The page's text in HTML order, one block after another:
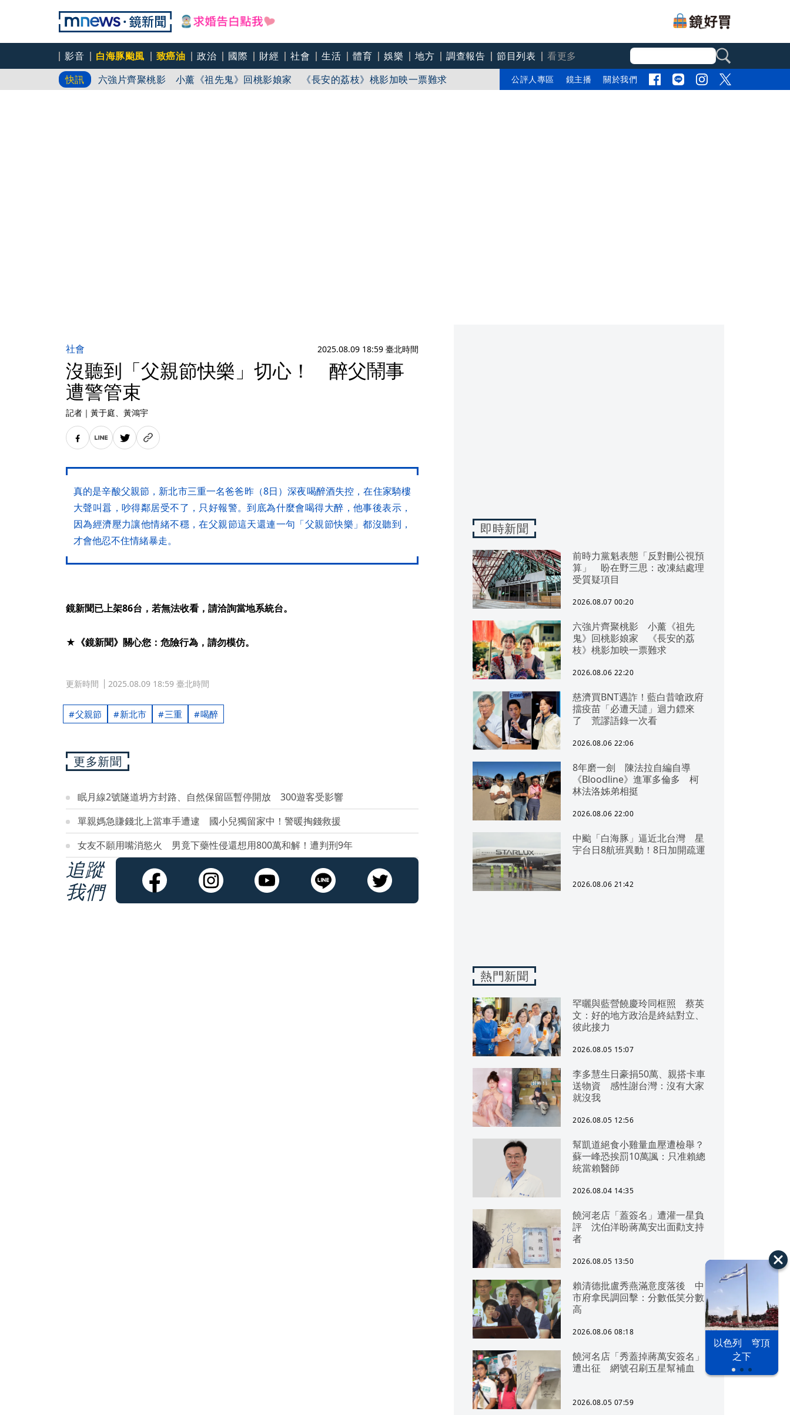
影音 白海豚颱風 致癌油 政治 國際 財經 社會 生活 體育 娛樂 地方 調查報告 節目列表
看更多
快訊
前時力黨魁表態「反對刪公視預算」 盼在野三思：改凍結處理受質疑項目
六強片齊聚桃影 小薰《祖先鬼》回桃影娘家 《長安的荔枝》桃影加映一票難求
公評人專區 鏡主播 關於我們
以色列 穹頂
之下
社會 2025.08.09 18:59 臺北時間
沒聽到「父親節快樂」切心！ 醉父鬧事
遭警管束
記者 ｜ 黃于庭、黃鴻宇
真的是辛酸父親節，新北市三重一名爸爸昨（8日）深夜喝醉酒失控，在住家騎樓
大聲叫囂，吵得鄰居受不了，只好報警。到底為什麼會喝得大醉，他事後表示，
因為經濟壓力讓他情緒不穩，在父親節這天還連一句「父親節快樂」都沒聽到，
才會他忍不住情緒暴走。
鏡新聞已上架86台，若無法收看，請洽詢當地系統台。
★《鏡新聞》關心您：危險行為，請勿模仿。
更新時間 2025.08.09 18:59 臺北時間
父親節 新北市 三重 喝醉
更多新聞
眠月線2號隧道坍方封路、自然保留區暫停開放 300遊客受影響
單親媽急賺錢北上當車手遭逮 國小兒獨留家中！警暖掏錢救援
女友不願用嘴消慾火 男竟下藥性侵還想用800萬和解！遭判刑9年
追蹤
我們
即時新聞
前時力黨魁表態「反對刪公視預
算」 盼在野三思：改凍結處理
受質疑項目
2026.08.07 00:20
六強片齊聚桃影 小薰《祖先
鬼》回桃影娘家 《長安的荔
枝》桃影加映一票難求
2026.08.06 22:20
慈濟買BNT遇詐！藍白昔嗆政府
擋疫苗「必遭天譴」迴力鏢來
了 荒謬語錄一次看
2026.08.06 22:06
8年磨一劍 陳法拉自編自導
《Bloodline》進軍多倫多 柯
林法洛姊弟相挺
2026.08.06 22:00
中颱「白海豚」逼近北台灣 星
宇台日8航班異動！8日加開疏運
2026.08.06 21:42
熱門新聞
罕曬與藍營饒慶玲同框照 蔡英
文：好的地方政治是終結對立、
彼此接力
2026.08.05 15:07
李多慧生日豪捐50萬、親搭卡車
送物資 感性謝台灣：沒有大家
就沒我
2026.08.05 12:56
幫凱道絕食小雞量血壓遭檢舉？
蘇一峰恐挨罰10萬諷：只准賴總
統當賴醫師
2026.08.04 14:35
饒河老店「蓋簽名」遭灌一星負
評 沈伯洋盼蔣萬安出面勸支持
者
2026.08.05 13:50
賴清德批盧秀燕滿意度落後 中
市府拿民調回擊：分數低笑分數
高
2026.08.06 08:18
饒河名店「秀蓋掉蔣萬安簽名」
遭出征 網號召刷五星幫補血
2026.08.05 07:59